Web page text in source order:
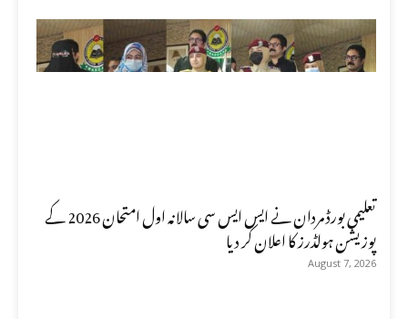
تعلیمی بورڈ مردان نے ایس ایس سی سالانہ اول امتحان 2026 کے
پوزیشن ہولڈرز کا اعلان کر دیا
August 7, 2026